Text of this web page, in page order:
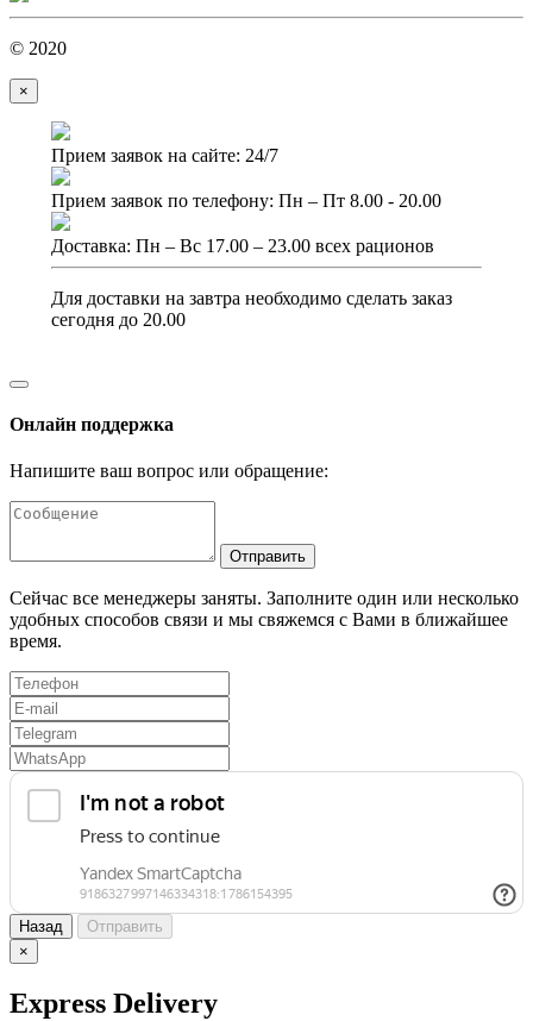
© 2020
×
Прием заявок на сайте: 24/7
Прием заявок по телефону: Пн – Пт 8.00 - 20.00
Доставка: Пн – Вс 17.00 – 23.00 всех рационов
Для доставки на завтра необходимо сделать заказ
сегодня до 20.00
Онлайн поддержка
Напишите ваш вопрос или обращение:
Отправить
Сейчас все менеджеры заняты. Заполните один или несколько
удобных способов связи и мы свяжемся с Вами в ближайшее
время.
Назад
Отправить
×
Express Delivery